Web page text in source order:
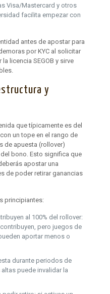
Visa/Mastercard y otros
facilita empezar con
antes de apostar para
por KYC al solicitar
licencia SEGOB y sirve
y
que típicamente es del
un tope en el rango de
de apuesta (rollover)
bono. Esto significa que
apostar una
de poder retirar ganancias
principiantes:
al 100% del rollover:
pero juegos de
aportar menos o
durante periodos de
puede invalidar la